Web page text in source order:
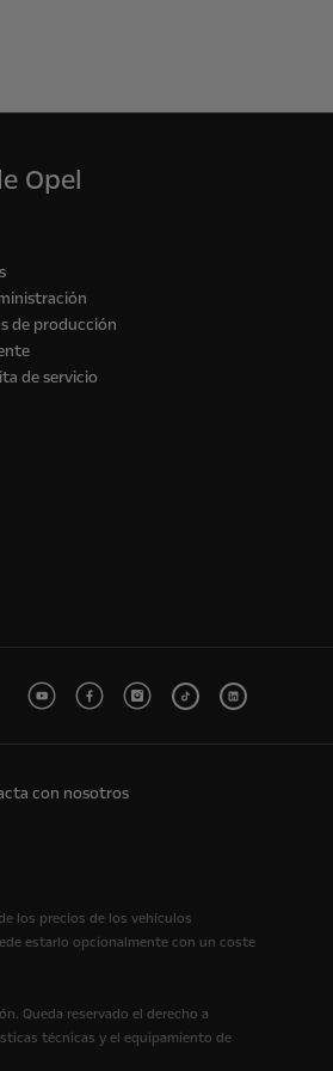
Opel
de producción
de servicio
con nosotros
los precios de los vehículos
estarlo opcionalmente con un coste
Queda reservado el derecho a
técnicas y el equipamiento de